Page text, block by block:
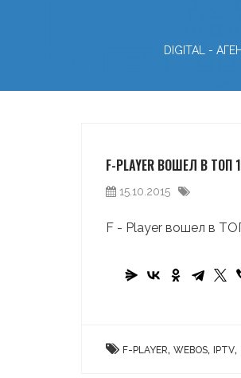
DIGITAL -
F-PLAYER ВОШЕЛ В ТОП
15.10.2015
F - Player вошел в
F-PLAYER, WEBOS, IPTV,